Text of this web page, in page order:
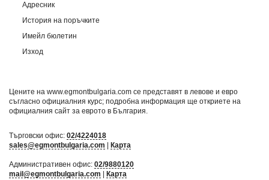
Адресник
История на поръчките
Имейл бюлетин
Изход
Цените на www.egmontbulgaria.com се представят в левове и евро
съгласно официалния курс; подробна информация ще откриете на
официалния сайт за еврото в България
Търговски офис: 02/4224018
sales@egmontbulgaria.com
Карта
Административен офис: 02/9880120
mail@egmontbulgaria.com
Карта